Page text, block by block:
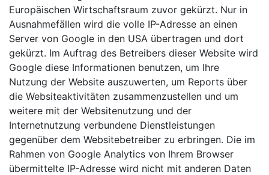
Europäischen Wirtschaftsraum zuvor gekürzt. Nur in
Ausnahmefällen wird die volle IP-Adresse an einen
Server von Google in den USA übertragen und dort
gekürzt. Im Auftrag des Betreibers dieser Website wird
Google diese Informationen benutzen, um Ihre
Nutzung der Website auszuwerten, um Reports über
die Websiteaktivitäten zusammenzustellen und um
weitere mit der Websitenutzung und der
Internetnutzung verbundene Dienstleistungen
gegenüber dem Websitebetreiber zu erbringen. Die im
Rahmen von Google Analytics von Ihrem Browser
übermittelte IP-Adresse wird nicht mit anderen Daten